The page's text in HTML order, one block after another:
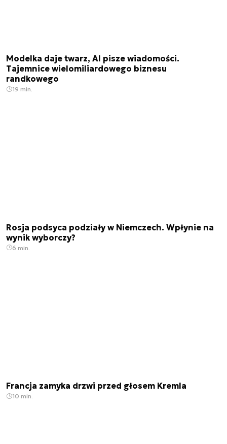
Modelka daje twarz, AI pisze wiadomości.
Tajemnice wielomiliardowego biznesu
randkowego
19 min.
Rosja podsyca podziały w Niemczech. Wpłynie na
wynik wyborczy?
6 min.
Francja zamyka drzwi przed głosem Kremla
10 min.